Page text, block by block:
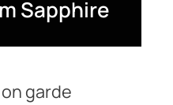
Sapphire
on garde